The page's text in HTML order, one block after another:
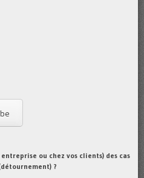
ou chez vos clients) des cas
?